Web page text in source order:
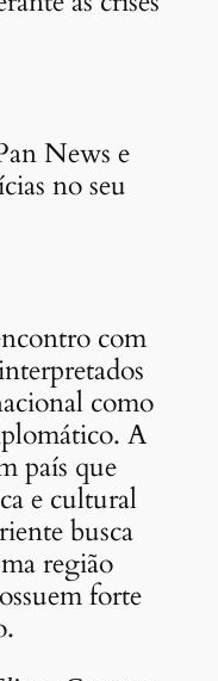
News e
no seu
com
como
A
país que
e cultural
busca
região
forte